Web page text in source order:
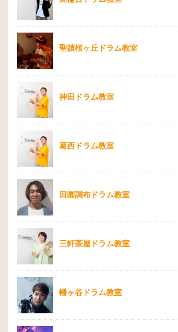
聖蹟桜ヶ丘ドラム教室
神田ドラム教室
葛西ドラム教室
田園調布ドラム教室
三軒茶屋ドラム教室
幡ヶ谷ドラム教室